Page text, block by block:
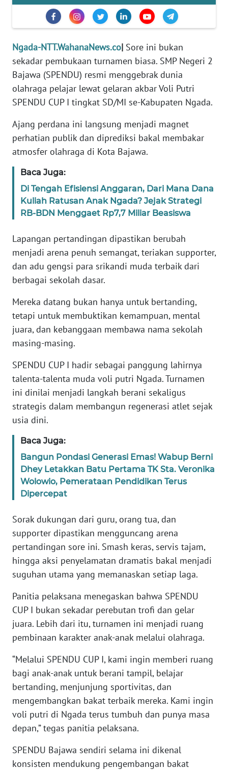
Ngada-NTT.WahanaNews.co| Sore ini bukan
sekadar pembukaan turnamen biasa. SMP Negeri 2
Bajawa (SPENDU) resmi menggebrak dunia
olahraga pelajar lewat gelaran akbar Voli Putri
SPENDU CUP I tingkat SD/MI se-Kabupaten Ngada.
Ajang perdana ini langsung menjadi magnet
perhatian publik dan diprediksi bakal membakar
atmosfer olahraga di Kota Bajawa.
Baca Juga:
Di Tengah Efisiensi Anggaran, Dari Mana Dana
Kuliah Ratusan Anak Ngada? Jejak Strategi
RB-BDN Menggaet Rp7,7 Miliar Beasiswa
Lapangan pertandingan dipastikan berubah
menjadi arena penuh semangat, teriakan supporter,
dan adu gengsi para srikandi muda terbaik dari
berbagai sekolah dasar.
Mereka datang bukan hanya untuk bertanding,
tetapi untuk membuktikan kemampuan, mental
juara, dan kebanggaan membawa nama sekolah
masing-masing.
SPENDU CUP I hadir sebagai panggung lahirnya
talenta-talenta muda voli putri Ngada. Turnamen
ini dinilai menjadi langkah berani sekaligus
strategis dalam membangun regenerasi atlet sejak
usia dini.
Baca Juga:
Bangun Pondasi Generasi Emas! Wabup Berni
Dhey Letakkan Batu Pertama TK Sta. Veronika
Wolowio, Pemerataan Pendidikan Terus
Dipercepat
Sorak dukungan dari guru, orang tua, dan
supporter dipastikan mengguncang arena
pertandingan sore ini. Smash keras, servis tajam,
hingga aksi penyelamatan dramatis bakal menjadi
suguhan utama yang memanaskan setiap laga.
Panitia pelaksana menegaskan bahwa SPENDU
CUP I bukan sekadar perebutan trofi dan gelar
juara. Lebih dari itu, turnamen ini menjadi ruang
pembinaan karakter anak-anak melalui olahraga.
“Melalui SPENDU CUP I, kami ingin memberi ruang
bagi anak-anak untuk berani tampil, belajar
bertanding, menjunjung sportivitas, dan
mengembangkan bakat terbaik mereka. Kami ingin
voli putri di Ngada terus tumbuh dan punya masa
depan,” tegas panitia pelaksana.
SPENDU Bajawa sendiri selama ini dikenal
konsisten mendukung pengembangan bakat
IKLAN
TENTANG
PEDOMAN
MEDIA
SIBER
KARIR
DISCLAIMER
Wahana
Regional
WN
SUMUT
WN
WN
JABAR
BANTEN
WN
NTT
KEPRI
WN
PAPUA
PAPUA
RIAU
WN
SERAMBI
WN
JAMBI
SULTRA
WN
NTB
SULTENG